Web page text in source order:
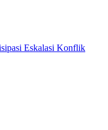
Eskalasi Konflik